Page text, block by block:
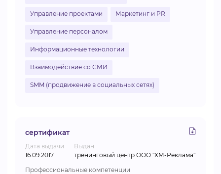
Управление проектами Маркетинг и PR
Управление персоналом
Информационные технологии
Взаимодействие со СМИ
SMM (продвижение в социальных сетях)
сертификат
Дата выдачи
16.09.2017
Выдан
тренинговый центр ООО "ХМ-Реклама"
Профессиональные компетенции